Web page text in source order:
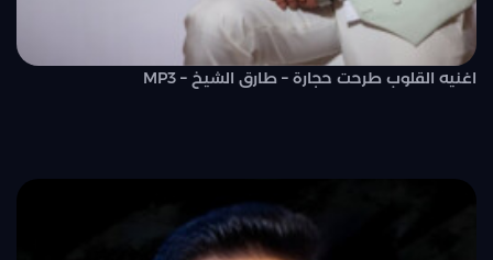
اغنيه القلوب طرحت حجارة – طارق الشيخ – MP3